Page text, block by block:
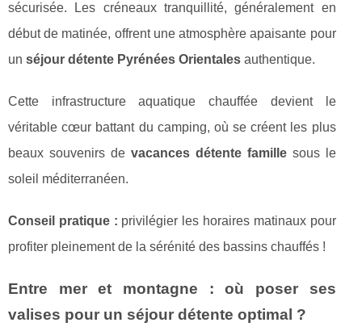
sécurisée. Les créneaux tranquillité, généralement en
début de matinée, offrent une atmosphère apaisante pour
un séjour détente Pyrénées Orientales authentique.
Cette infrastructure aquatique chauffée devient le
véritable cœur battant du camping, où se créent les plus
beaux souvenirs de vacances détente famillesous le
soleil méditerranéen.
Conseil pratique : privilégier les horaires matinaux pour
profiter pleinement de la sérénité des bassins chauffés !
Entre mer et montagne : où poser ses
valises pour un séjour détente optimal ?